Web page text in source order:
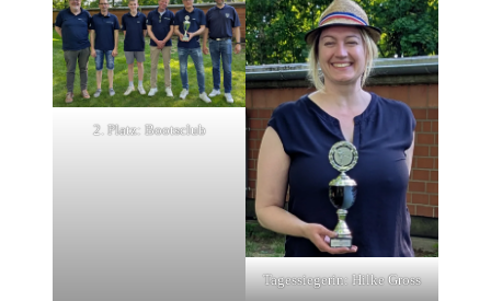
2. Platz: Bootsclub
Tagessiegerin: Hilke Gross